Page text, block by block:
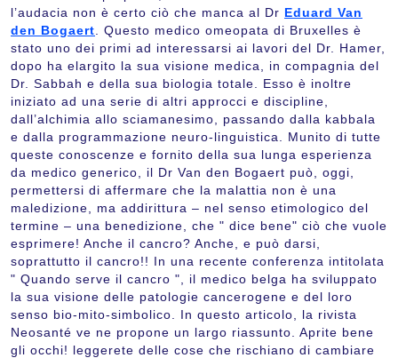
l’audacia non è certo ciò che manca al Dr Eduard Van
den Bogaert . Questo medico omeopata di Bruxelles è
stato uno dei primi ad interessarsi ai lavori del Dr. Hamer,
dopo ha elargito la sua visione medica, in compagnia del
Dr. Sabbah e della sua biologia totale. Esso è inoltre
iniziato ad una serie di altri approcci e discipline,
dall’alchimia allo sciamanesimo, passando dalla kabbala
e dalla programmazione neuro-linguistica. Munito di tutte
queste conoscenze e fornito della sua lunga esperienza
da medico generico, il Dr Van den Bogaert può, oggi,
permettersi di affermare che la malattia non è una
maledizione, ma addirittura – nel senso etimologico del
termine – una benedizione, che " dice bene" ciò che vuole
esprimere! Anche il cancro? Anche, e può darsi,
soprattutto il cancro!! In una recente conferenza intitolata
" Quando serve il cancro ", il medico belga ha sviluppato
la sua visione delle patologie cancerogene e del loro
senso bio-mito-simbolico. In questo articolo, la rivista
Neosanté ve ne propone un largo riassunto. Aprite bene
gli occhi! leggerete delle cose che rischiano di cambiare